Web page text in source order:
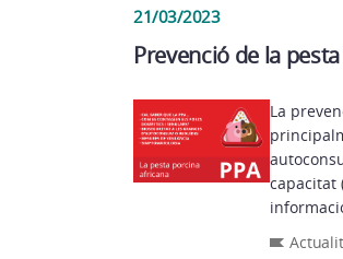
21/03/2023
Prevenció de la
La
capacitat